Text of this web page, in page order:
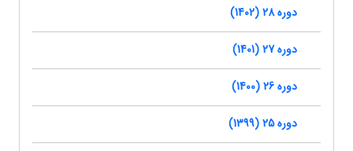
دوره 28 (1402)
دوره 27 (1401)
دوره 26 (1400)
دوره 25 (1399)